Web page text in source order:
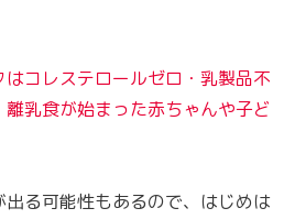
コレステロールゼロ・乳製品不
乳食が始まった赤ちゃんや子ど
る可能性もあるので、はじめは